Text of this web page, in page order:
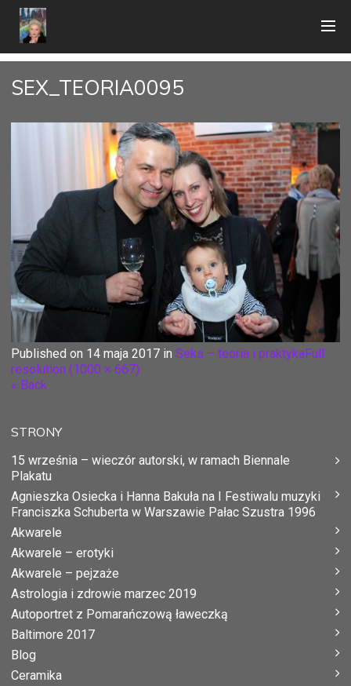
SEX_TEORIA0095
Published on 14 maja 2017 in Seks – teoria i praktykaFull
resolution (1000 × 667)
« Back
STRONY
15 września – wieczór autorski, w ramach Biennale
Plakatu
Agnieszka Osiecka i Hanna Bakuła na I Festiwalu muzyki
Franciszka Schuberta w Warszawie Pałac Szustra 1996
Akwarele
Akwarele – erotyki
Akwarele – pejzaże
Astrologia i zdrowie marzec 2019
Autoportret z Pomarańczową ławeczką
Baltimore 2017
Blog
Ceramika